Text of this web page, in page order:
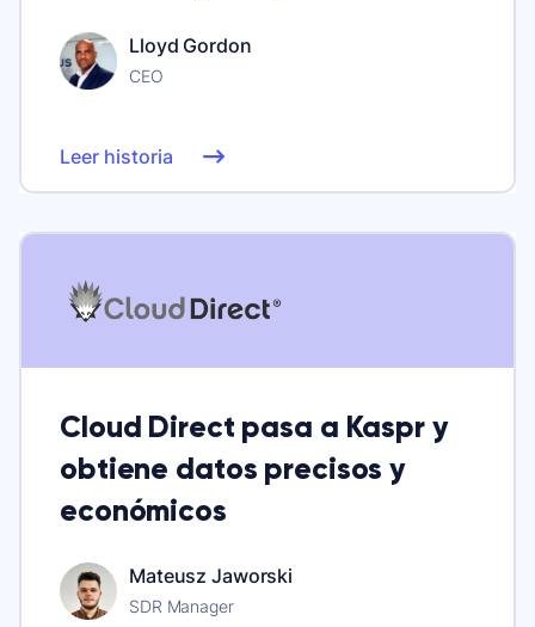
Lloyd Gordon
CEO
Leer historia
Cloud Direct pasa a Kaspr y
obtiene datos precisos y
económicos
Mateusz Jaworski
SDR Manager